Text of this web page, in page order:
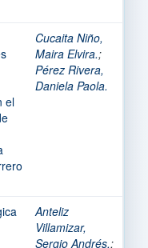
el
Cucaita Niño,
Maira Elvira.;
Pérez Rivera,
Daniela Paola.
Anteliz
Villamizar,
Sergio Andrés.;